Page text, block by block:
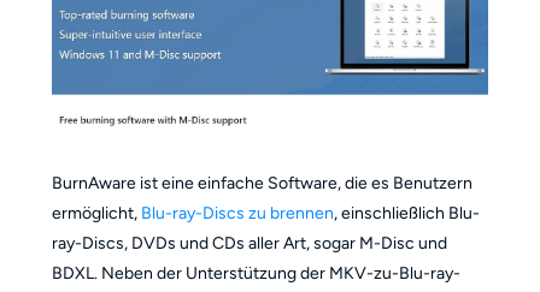
BurnAware ist eine einfache Software, die es Benutzern
ermöglicht, Blu-ray-Discs zu brennen, einschließlich Blu-
ray-Discs, DVDs und CDs aller Art, sogar M-Disc und
BDXL. Neben der Unterstützung der MKV-zu-Blu-ray-